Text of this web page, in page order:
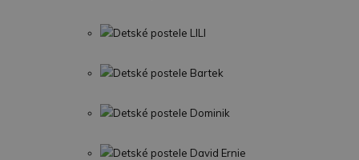
Detské postele LILI
Detské postele Bartek
Detské postele Dominik
Detské postele David Ernie